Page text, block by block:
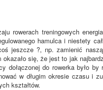
rowerach treningowych
hamulca i niestety
jeszcze ?, np. zamienić
okazało się, że jest to jak
dołączonej do rowerka było
w długim okresie czasu i
kształtów.